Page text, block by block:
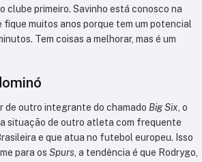
clube primeiro. Savinho está conosco na
fique muitos anos porque tem um potencial
Tem coisas a melhorar, mas é um
de outro integrante do chamado Big Six , o
situação de outro atleta com frequente
e que atua no futebol europeu. Isso
para os Spurs , a tendência é que Rodrygo,